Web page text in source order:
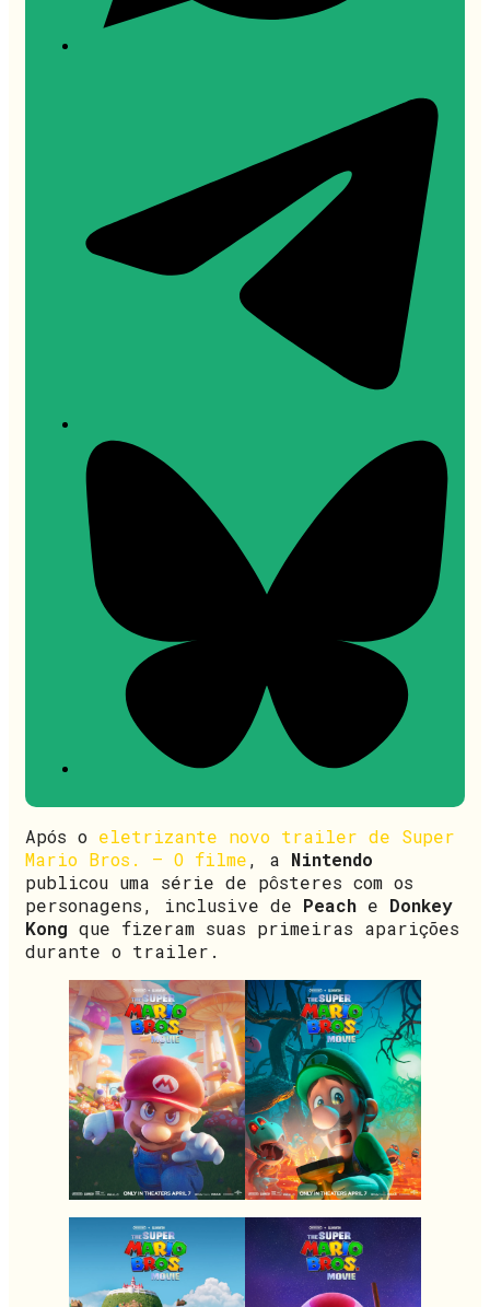
Após o eletrizante novo trailer de Super
Mario Bros. – O filme, a Nintendo
publicou uma série de pôsteres com os
personagens, inclusive de Peach e Donkey
Kong que fizeram suas primeiras aparições
durante o trailer.